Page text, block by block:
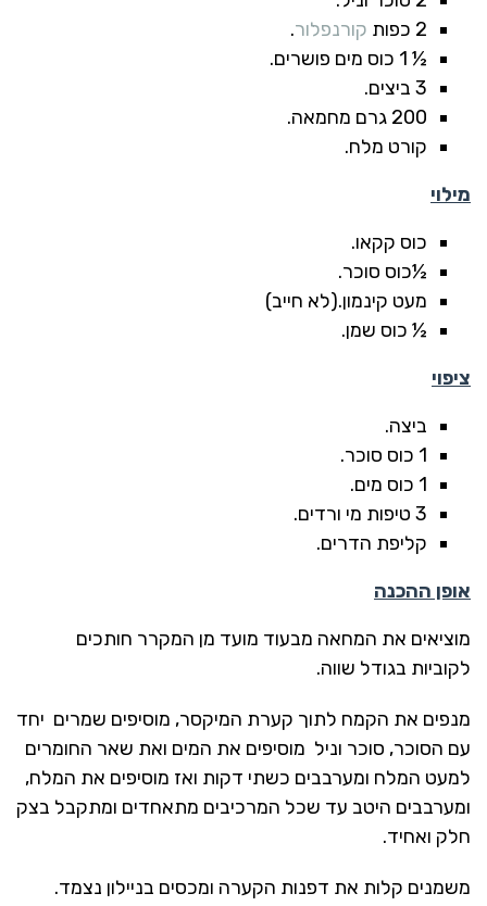
2 כפות
קורנפלור.
½ 1 כוס מים פושרים.
3 ביצים.
200 גרם מחמאה.
קורט מלח.
מילוי
כוס קקאו.
½כוס סוכר.
מעט קינמון.(לא חייב)
½ כוס שמן.
ציפוי
ביצה.
1 כוס סוכר.
1 כוס מים.
3 טיפות מי ורדים.
קליפת הדרים.
אופן ההכנה
מוציאים את המחאה מבעוד מועד מן המקרר חותכים
לקוביות בגודל שווה.
מנפים את הקמח לתוך קערת המיקסר, מוסיפים שמרים יחד
עם הסוכר, סוכר וניל מוסיפים את המים ואת שאר החומרים
למעט המלח ומערבבים כשתי דקות ואז מוסיפים את המלח,
ומערבבים היטב עד שכל המרכיבים מתאחדים ומתקבל בצק
חלק ואחיד.
משמנים קלות את דפנות הקערה ומכסים בניילון נצמד.